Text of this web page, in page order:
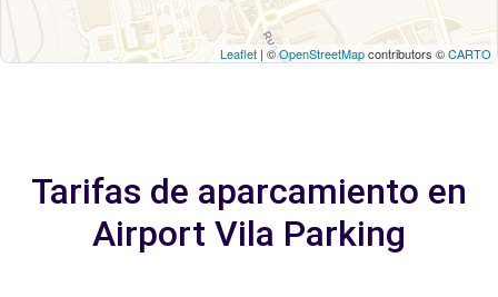
Leaflet | ©OpenStreetMapcontributors ©CARTO
Tarifas de aparcamiento en
Airport Vila Parking